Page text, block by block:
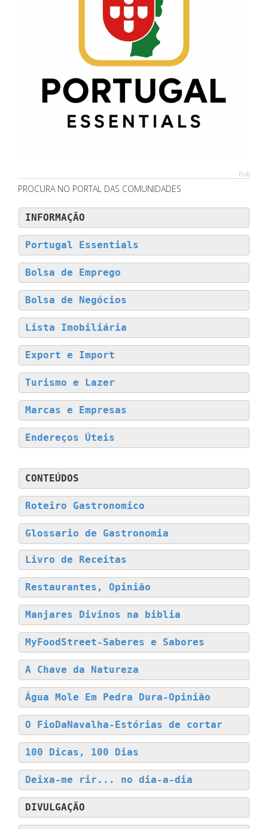
Pub
PROCURA NO PORTAL DAS COMUNIDADES
INFORMAÇÃO
Portugal Essentials
Bolsa de Emprego
Bolsa de Negócios
Lista Imobiliária
Export e Import
Turismo e Lazer
Marcas e Empresas
Endereços Úteis
CONTEÚDOS
Roteiro Gastronomico
Glossario de Gastronomia
Livro de Receitas
Restaurantes, Opinião
Manjares Divinos na biblia
MyFoodStreet-Saberes e Sabores
A Chave da Natureza
Água Mole Em Pedra Dura-Opinião
O FioDaNavalha-Estórias de cortar
100 Dicas, 100 Dias
Deixa-me rir... no dia-a-dia
DIVULGAÇÃO